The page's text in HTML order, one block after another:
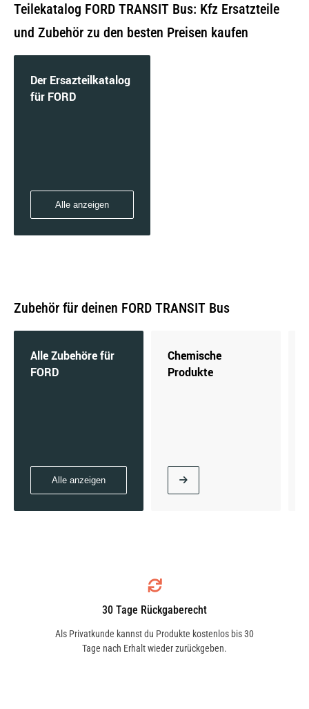
Teilekatalog FORD TRANSIT Bus: Kfz Ersatzteile
und Zubehör zu den besten Preisen kaufen
Der Ersazteilkatalog
für FORD
Alle anzeigen
Zubehör für deinen FORD TRANSIT Bus
Alle Zubehöre für
FORD
Alle anzeigen
Chemische
Produkte
30 Tage Rückgaberecht
Als Privatkunde kannst du Produkte kostenlos bis 30
Tage nach Erhalt wieder zurückgeben.